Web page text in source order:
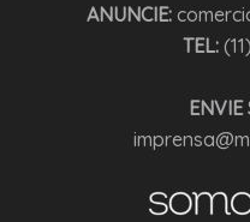
ANUNCIE:
TEL:
ENVIE